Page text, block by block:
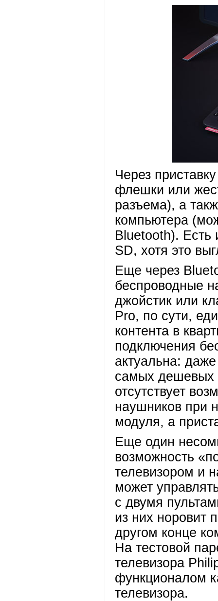
Через
флешки или
разъема), а
компьютера
Bluetooth). Есть
SD, хотя это
Еще через
беспроводные
джойстик или
Pro, по сути,
контента в
подключения
актуальна:
самых дешевых
отсутствует
наушников при
модуля, а
Еще один
возможность
телевизором и
может
с двумя
из них норовит
другом конце
На тестовой
телевизора
функционалом
телевизора.